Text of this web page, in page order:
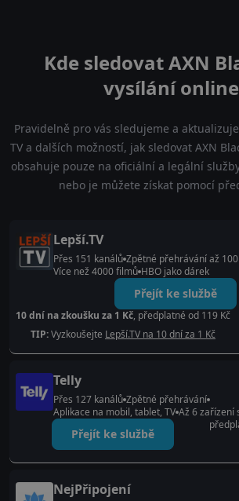
Kde sledovat AXN
vysílání
Pravidelně pro vás sledujeme a
TV a dalších možností, jak sledovat AXN
obsahuje pouze na oficiální a legální
nebo je můžete získat pomocí
Lepší.TV
Přes 151 kanálů Zpětné přehrávání až
Více než 4000 filmů HBO jako dárek
Přejít ke službě
10 dní na zkoušku za 1 Kč, předplatné od 119 Kč
TIP:Vyzkoušejte Lepší.TV na 10 dní za 1 Kč
Telly
Přes 127 kanálů Zpětné přehrávání
Aplikace na mobil, tablet, TV Až 6 zařízení
Přejít ke službě
NejPřipojení